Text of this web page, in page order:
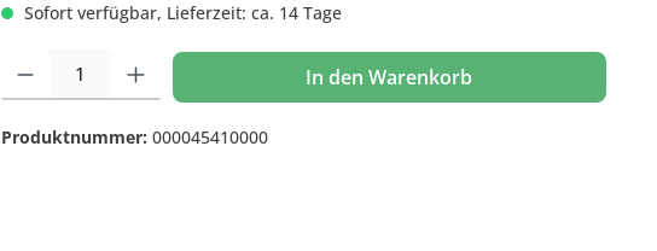
Sofort verfügbar, Lieferzeit: ca. 14 Tage
Produkt Anzahl: Gib den gewünschten Wert ein oder benutze die Schaltflächen um die
In den Warenkorb
Produktnummer: 000045410000